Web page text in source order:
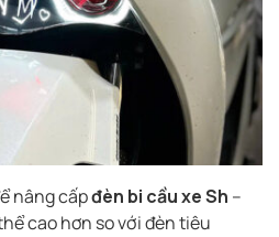
nâng cấpđèn bi cầu xe Sh –
cao hơn so với đèn tiêu